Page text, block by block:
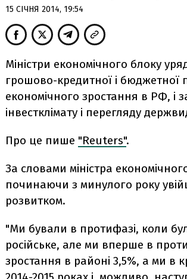
15 СІЧНЯ 2014, 19:54
Міністри економічного блоку
грошово-кредитної і бюджетної
економічного зростання в РФ,
інвестклімату і перегляду
Про це пише "Reuters".
За словами міністра
починаючи з минулого року
розвитком.
"Ми бували в протифазі, коли
російське, але ми вперше в
зростання в районі 3,5%, а ми в